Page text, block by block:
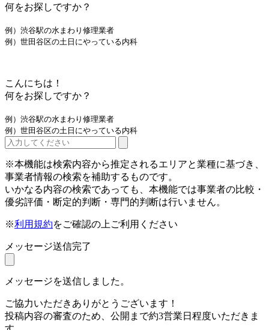
何をお探しですか？
例）渋谷駅の水まわり修理業者
例）世田谷区の土日にやっている内科
こんにちは！
何をお探しですか？
例）渋谷駅の水まわり修理業者
例）世田谷区の土日にやっている内科
※本機能は検索内容から推定されるエリアと業種に基づき、
事業者情報の検索を補助するものです。
いかなる内容の検索であっても、本機能では事業者の比較・
優劣評価・断定的判断・専門的判断は行いません。
※利用規約をご確認の上ご利用ください
メッセージ送信完了
メッセージを送信しました。
ご協力いただきありがとうございます！
投稿内容の審査のため、公開まで約3営業日程度いただきま